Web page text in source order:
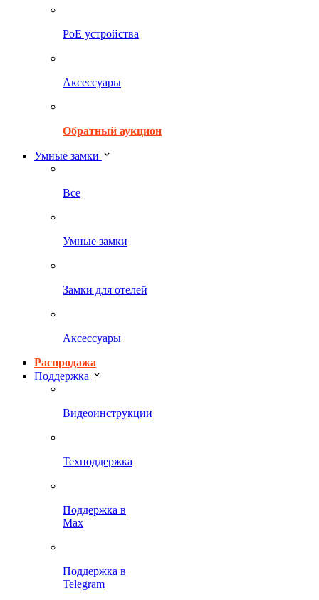
PoE устройства
Аксессуары
Обратный аукцион
Умные замки
Все
Умные замки
Замки для отелей
Аксессуары
Распродажа
Поддержка
Видеоинструкции
Техподдержка
Поддержка в
Max
Поддержка в
Telegram